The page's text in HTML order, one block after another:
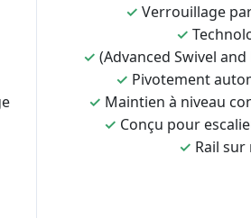
✓ Verrouillage
✓
✓ (Advanced Swivel
✓ Pivotement
✓ Maintien à niveau
✓ Conçu pour
✓ Rail